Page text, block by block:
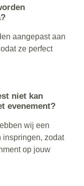
aangepast aan
ze perfect
niet kan
evenement?
wij een
inspringen, zodat
op jouw